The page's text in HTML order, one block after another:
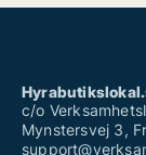
c/o
Mynstersvej 3,